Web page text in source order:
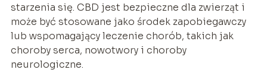
starzenia się. CBD jest bezpieczne dla zwierząt i
może być stosowane jako środek zapobiegawczy
lub wspomagający leczenie chorób, takich jak
choroby serca, nowotwory i choroby
neurologiczne.